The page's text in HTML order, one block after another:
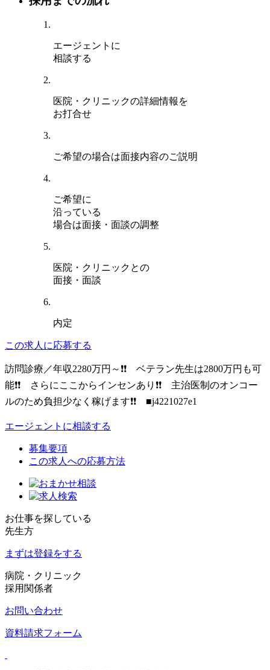
エージェントに
相談する
医院・クリニックの詳細情報を
お打合せ
ご希望の場合は面接内容のご説明
ご希望に
沿っている
場合は面接・面談の調整
医院・クリニックとの
面接・面談
内定
この求人に応募する
訪問診療／年収2280万円～❗❗ ベテラン先生は2800万円も可
能❗❗ さらにここからインセンあり❗❗ 主治医制のオンコー
ルのため負担少なく稼げます❗❗ ■j4221027e1
エージェントに相談する
募集要項
この求人への応募方法
お仕事を探している
先生方
まずは登録をする
病院・クリニック
採用関係者
お問い合わせ
資料請求フォーム